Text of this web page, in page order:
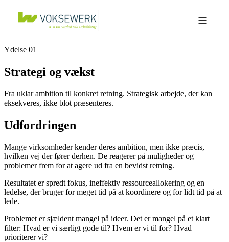
Ydelse 01
Strategi og vækst
Fra uklar ambition til konkret retning. Strategisk arbejde, der kan
eksekveres, ikke blot præsenteres.
Udfordringen
Mange virksomheder kender deres ambition, men ikke præcis,
hvilken vej der fører derhen. De reagerer på muligheder og
problemer frem for at agere ud fra en bevidst retning.
Resultatet er spredt fokus, ineffektiv ressourceallokering og en
ledelse, der bruger for meget tid på at koordinere og for lidt tid på at
lede.
Problemet er sjældent mangel på ideer. Det er mangel på et klart
filter: Hvad er vi særligt gode til? Hvem er vi til for? Hvad
prioriterer vi?